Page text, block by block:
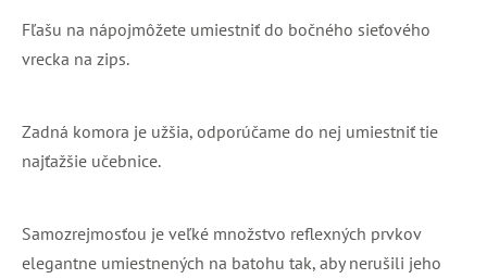
Fľašu na nápojmôžete umiestniť do bočného sieťového
vrecka na zips.
Zadná komora je užšia, odporúčame do nej umiestniť tie
najťažšie učebnice.
Samozrejmosťou je veľké množstvo reflexných prvkov
elegantne umiestnených na batohu tak, aby nerušili jeho